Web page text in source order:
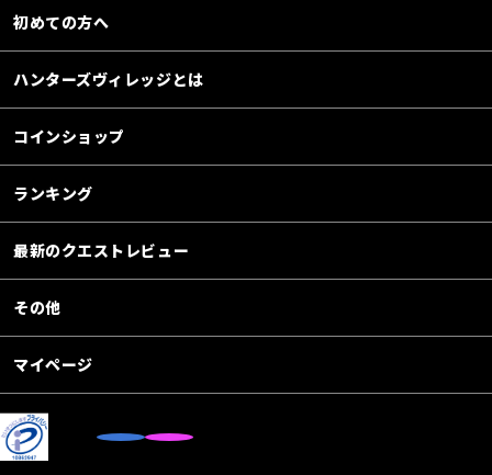
初めての方へ
ハンターズヴィレッジとは
コインショップ
ランキング
最新のクエストレビュー
その他
マイページ